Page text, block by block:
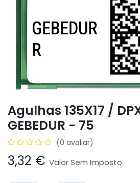
Agulhas 135X17 /
GEBEDUR - 75
(0 avaliar)
3,32 € Valor Sem Imposto